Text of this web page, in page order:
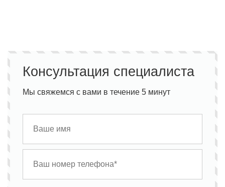
Консультация специалиста
Мы свяжемся с вами в течение 5 минут